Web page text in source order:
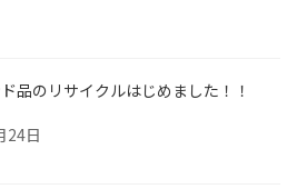
のリサイクルはじめました！！
24日